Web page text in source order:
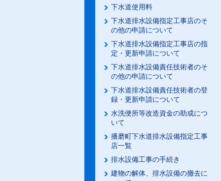
下水道使用料
下水道排水設備指定工事店のそ
の他の申請について
下水道排水設備指定工事店の指
定・更新申請について
下水道排水設備責任技術者のそ
の他の申請について
下水道排水設備責任技術者の登
録・更新申請について
水洗便所等改造資金の助成につ
いて
播磨町下水道排水設備指定工事
店一覧
排水設備工事の手続き
建物の解体、排水設備の撤去に